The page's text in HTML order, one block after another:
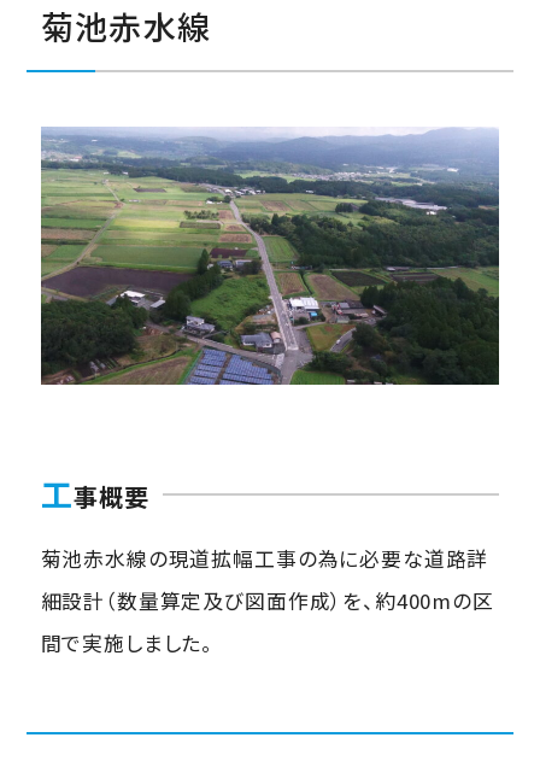
菊池赤水線
工事概要
菊池赤水線の現道拡幅工事の為に必要な道路詳
細設計（数量算定及び図面作成）を、約400mの区
間で実施しました。